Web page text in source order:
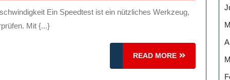
Mit {...}
READ MORE
READ
MORE